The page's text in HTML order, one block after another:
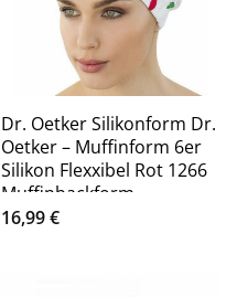
Dr. Oetker Silikonform Dr.
Oetker – Muffinform 6er
Silikon Flexxibel Rot 1266
Muffinbackform
16,99€